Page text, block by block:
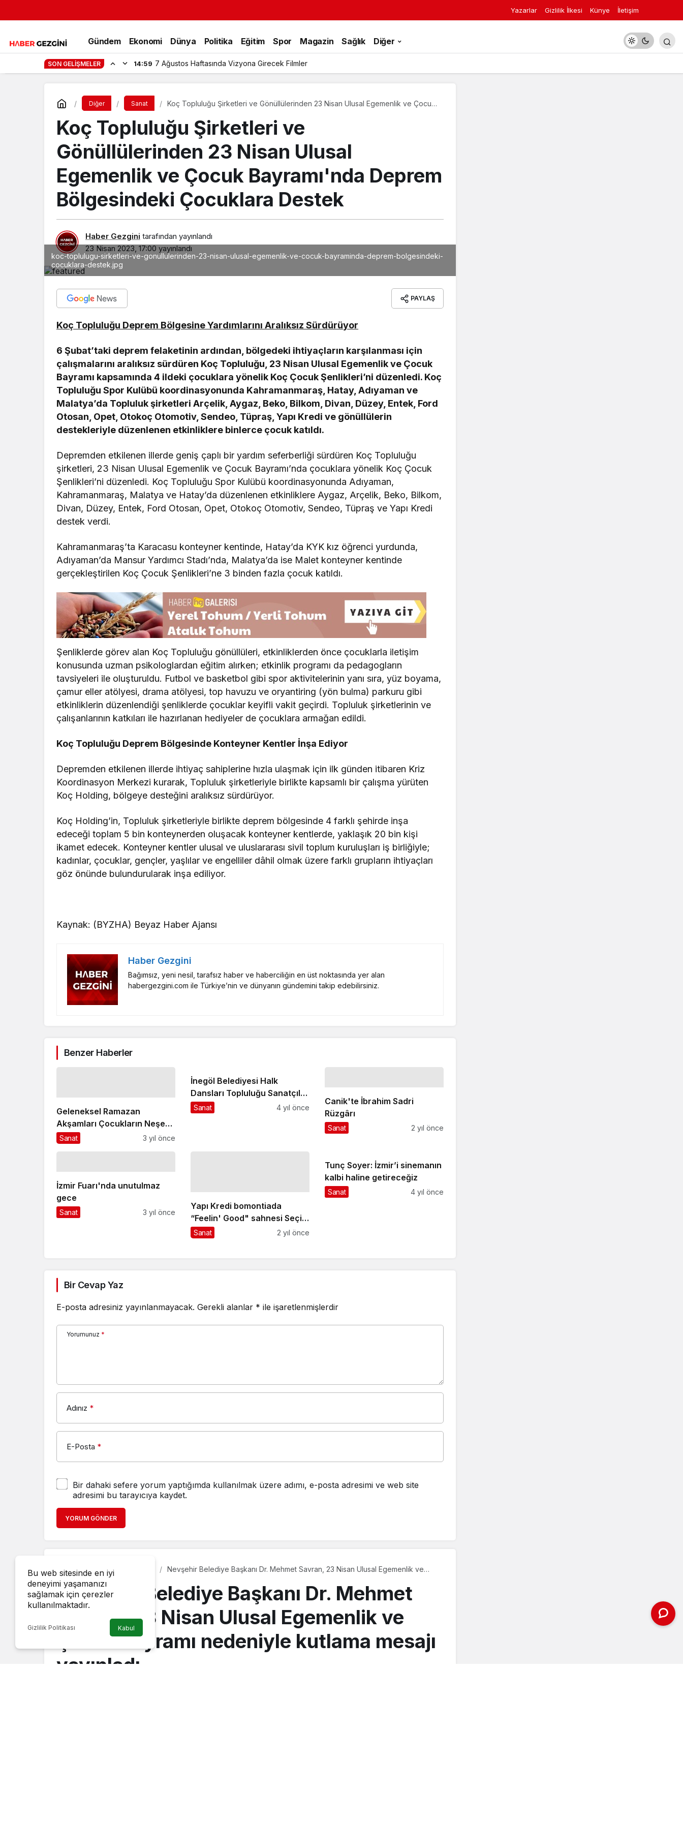
Yazarlar Gizlilik İlkesi Künye İletişim
Gündem Ekonomi Dünya Politika Eğitim Spor Magazin Sağlık Diğer
SON GELIŞMELER 14:59 7 Ağustos Haftasında Vizyona Girecek Filmler
Diğer Sanat
Koç Topluluğu Şirketleri ve Gönüllülerinden 23 Nisan Ulusal Egemenlik ve Çocuk
Koç Topluluğu Şirketleri ve
Gönüllülerinden 23 Nisan Ulusal
Egemenlik ve Çocuk Bayramı'nda Deprem
Bölgesindeki Çocuklara Destek
Haber Gezgini tarafından yayınlandı
23 Nisan 2023, 17:00 yayınlandı
koc-toplulugu-sirketleri-ve-gonullulerinden-23-nisan-ulusal-egemenlik-ve-cocuk-bayraminda-deprem-bolgesindeki-
cocuklara-destek.jpg
PAYLAŞ
Koç Topluluğu Deprem Bölgesine Yardımlarını Aralıksız Sürdürüyor
6 Şubat’taki deprem felaketinin ardından, bölgedeki ihtiyaçların karşılanması için
çalışmalarını aralıksız sürdüren Koç Topluluğu, 23 Nisan Ulusal Egemenlik ve Çocuk
Bayramı kapsamında 4 ildeki çocuklara yönelik Koç Çocuk Şenlikleri’ni düzenledi. Koç
Topluluğu Spor Kulübü koordinasyonunda Kahramanmaraş, Hatay, Adıyaman ve
Malatya’da Topluluk şirketleri Arçelik, Aygaz, Beko, Bilkom, Divan, Düzey, Entek, Ford
Otosan, Opet, Otokoç Otomotiv, Sendeo, Tüpraş, Yapı Kredi ve gönüllülerin
destekleriyle düzenlenen etkinliklere binlerce çocuk katıldı.
Depremden etkilenen illerde geniş çaplı bir yardım seferberliği sürdüren Koç Topluluğu
şirketleri, 23 Nisan Ulusal Egemenlik ve Çocuk Bayramı’nda çocuklara yönelik Koç Çocuk
Şenlikleri’ni düzenledi. Koç Topluluğu Spor Kulübü koordinasyonunda Adıyaman,
Kahramanmaraş, Malatya ve Hatay’da düzenlenen etkinliklere Aygaz, Arçelik, Beko, Bilkom,
Divan, Düzey, Entek, Ford Otosan, Opet, Otokoç Otomotiv, Sendeo, Tüpraş ve Yapı Kredi
destek verdi.
Kahramanmaraş’ta Karacasu konteyner kentinde, Hatay’da KYK kız öğrenci yurdunda,
Adıyaman’da Mansur Yardımcı Stadı’nda, Malatya’da ise Malet konteyner kentinde
gerçekleştirilen Koç Çocuk Şenlikleri’ne 3 binden fazla çocuk katıldı.
Şenliklerde görev alan Koç Topluluğu gönüllüleri, etkinliklerden önce çocuklarla iletişim
konusunda uzman psikologlardan eğitim alırken; etkinlik programı da pedagogların
tavsiyeleri ile oluşturuldu. Futbol ve basketbol gibi spor aktivitelerinin yanı sıra, yüz boyama,
çamur eller atölyesi, drama atölyesi, top havuzu ve oryantiring (yön bulma) parkuru gibi
etkinliklerin düzenlendiği şenliklerde çocuklar keyifli vakit geçirdi. Topluluk şirketlerinin ve
çalışanlarının katkıları ile hazırlanan hediyeler de çocuklara armağan edildi.
Koç Topluluğu Deprem Bölgesinde Konteyner Kentler İnşa Ediyor
Depremden etkilenen illerde ihtiyaç sahiplerine hızla ulaşmak için ilk günden itibaren Kriz
Koordinasyon Merkezi kurarak, Topluluk şirketleriyle birlikte kapsamlı bir çalışma yürüten
Koç Holding, bölgeye desteğini aralıksız sürdürüyor.
Koç Holding’in, Topluluk şirketleriyle birlikte deprem bölgesinde 4 farklı şehirde inşa
edeceği toplam 5 bin konteynerden oluşacak konteyner kentlerde, yaklaşık 20 bin kişi
ikamet edecek. Konteyner kentler ulusal ve uluslararası sivil toplum kuruluşları iş birliğiyle;
kadınlar, çocuklar, gençler, yaşlılar ve engelliler dâhil olmak üzere farklı grupların ihtiyaçları
göz önünde bulundurularak inşa ediliyor.
Kaynak: (BYZHA) Beyaz Haber Ajansı
Haber Gezgini
Bağımsız, yeni nesil, tarafsız haber ve haberciliğin en üst noktasında yer alan
habergezgini.com ile Türkiye’nin ve dünyanın gündemini takip edebilirsiniz.
Benzer Haberler
Geleneksel Ramazan
Akşamları Çocukların Neşesi
İle Güzel
Sanat 3 yıl önce
İnegöl Belediyesi Halk
Dansları Topluluğu Sanatçılar
Yetiştiriyor
Sanat 4 yıl önce
Canik'te İbrahim Sadri
Rüzgârı
Sanat 2 yıl önce
İzmir Fuarı'nda unutulmaz
gece
Sanat 3 yıl önce
Yapı Kredi bomontiada
“Feelin' Good" sahnesi Seçil
Akmirza ve Alp Ersönmez'i
Sanat 2 yıl önce
Tunç Soyer: İzmir’i sinemanın
kalbi haline getireceğiz
Sanat 4 yıl önce
Bir Cevap Yaz
E-posta adresiniz yayınlanmayacak. Gerekli alanlar * ile işaretlenmişlerdir
Yorumunuz *
Adınız *
E-Posta *
Bir dahaki sefere yorum yaptığımda kullanılmak üzere adımı, e-posta adresimi ve web site
adresimi bu tarayıcıya kaydet.
YORUM GÖNDER
Nevşehir Belediye Başkanı Dr. Mehmet Savran, 23 Nisan Ulusal Egemenlik ve
Nevşehir Belediye Başkanı Dr. Mehmet
Savran, 23 Nisan Ulusal Egemenlik ve
Çocuk Bayramı nedeniyle kutlama mesajı
yayınladı.
Bu web sitesinde en iyi
deneyimi yaşamanızı
sağlamak için çerezler
kullanılmaktadır.
Gizlilik Politikası Kabul